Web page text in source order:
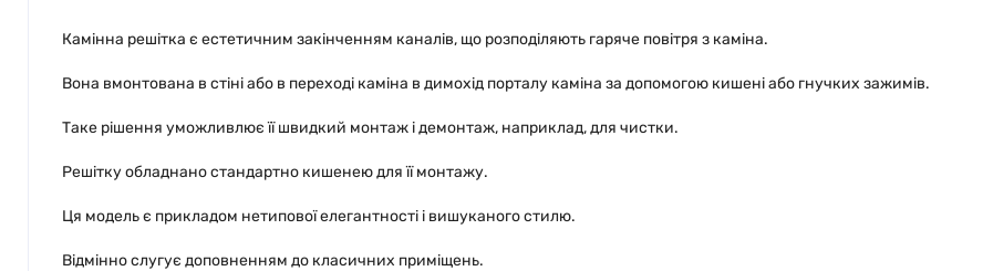
Камінна решітка є естетичним закінченням каналів, що розподіляють гаряче повітря з каміна.
Вона вмонтована в стіні або в переході каміна в димохід порталу каміна за допомогою кишені або гнучких зажимів.
Таке рішення уможливлює її швидкий монтаж і демонтаж, наприклад, для чистки.
Решітку обладнано стандартно кишенею для її монтажу.
Ця модель є прикладом нетипової елегантності і вишуканого стилю.
Відмінно слугує доповненням до класичних приміщень.